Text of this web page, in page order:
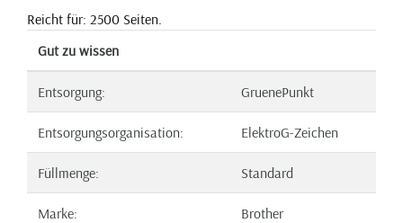
Reicht für: 2500 Seiten.
Gut zu wissen
Entsorgung: GruenePunkt
Entsorgungsorganisation: ElektroG-Zeichen
Füllmenge: Standard
Marke: Brother